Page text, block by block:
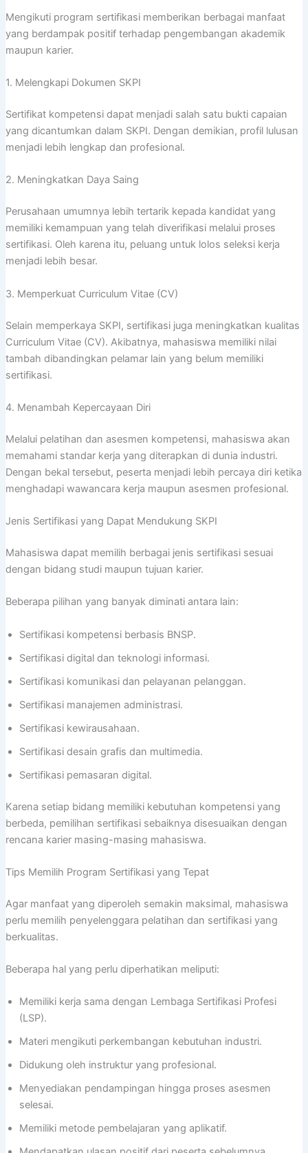
Mengikuti program sertifikasi memberikan berbagai manfaat
yang berdampak positif terhadap pengembangan akademik
maupun karier.
1. Melengkapi Dokumen SKPI
Sertifikat kompetensi dapat menjadi salah satu bukti capaian
yang dicantumkan dalam SKPI. Dengan demikian, profil lulusan
menjadi lebih lengkap dan profesional.
2. Meningkatkan Daya Saing
Perusahaan umumnya lebih tertarik kepada kandidat yang
memiliki kemampuan yang telah diverifikasi melalui proses
sertifikasi. Oleh karena itu, peluang untuk lolos seleksi kerja
menjadi lebih besar.
3. Memperkuat Curriculum Vitae (CV)
Selain memperkaya SKPI, sertifikasi juga meningkatkan kualitas
Curriculum Vitae (CV). Akibatnya, mahasiswa memiliki nilai
tambah dibandingkan pelamar lain yang belum memiliki
sertifikasi.
4. Menambah Kepercayaan Diri
Melalui pelatihan dan asesmen kompetensi, mahasiswa akan
memahami standar kerja yang diterapkan di dunia industri.
Dengan bekal tersebut, peserta menjadi lebih percaya diri ketika
menghadapi wawancara kerja maupun asesmen profesional.
Jenis Sertifikasi yang Dapat Mendukung SKPI
Mahasiswa dapat memilih berbagai jenis sertifikasi sesuai
dengan bidang studi maupun tujuan karier.
Beberapa pilihan yang banyak diminati antara lain:
Sertifikasi kompetensi berbasis BNSP.
Sertifikasi digital dan teknologi informasi.
Sertifikasi komunikasi dan pelayanan pelanggan.
Sertifikasi manajemen administrasi.
Sertifikasi kewirausahaan.
Sertifikasi desain grafis dan multimedia.
Sertifikasi pemasaran digital.
Karena setiap bidang memiliki kebutuhan kompetensi yang
berbeda, pemilihan sertifikasi sebaiknya disesuaikan dengan
rencana karier masing-masing mahasiswa.
Tips Memilih Program Sertifikasi yang Tepat
Agar manfaat yang diperoleh semakin maksimal, mahasiswa
perlu memilih penyelenggara pelatihan dan sertifikasi yang
berkualitas.
Beberapa hal yang perlu diperhatikan meliputi:
Memiliki kerja sama dengan Lembaga Sertifikasi Profesi
(LSP).
Materi mengikuti perkembangan kebutuhan industri.
Didukung oleh instruktur yang profesional.
Menyediakan pendampingan hingga proses asesmen
selesai.
Memiliki metode pembelajaran yang aplikatif.